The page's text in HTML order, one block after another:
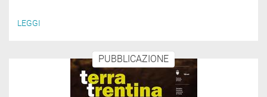
LEGGI
PUBBLICAZIONE